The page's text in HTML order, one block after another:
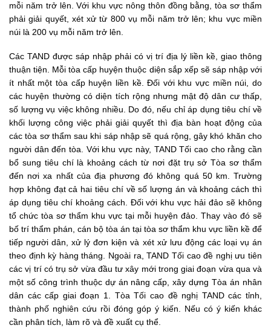
mỗi năm trở lên. Với khu vực nông thôn đồng bằng, tòa sơ thẩm
phải giải quyết, xét xử từ 800 vụ mỗi năm trở lên; khu vực miền
núi là 200 vụ mỗi năm trở lên.
Các TAND được sáp nhập phải có vị trí địa lý liền kề, giao thông
thuận tiện. Mỗi tòa cấp huyện thuộc diện sắp xếp sẽ sáp nhập với
ít nhất một tòa cấp huyện liền kề. Đối với khu vực miền núi, do
các huyện thường có diện tích rộng nhưng mật độ dân cư thấp,
số lượng vụ việc không nhiều. Do đó, nếu chỉ áp dụng tiêu chí về
khối lượng công việc phải giải quyết thì địa bàn hoạt động của
các tòa sơ thẩm sau khi sáp nhập sẽ quá rộng, gây khó khăn cho
người dân đến tòa. Với khu vực này, TAND Tối cao cho rằng cần
bổ sung tiêu chí là khoảng cách từ nơi đặt trụ sở Tòa sơ thẩm
đến nơi xa nhất của địa phương đó không quá 50 km. Trường
hợp không đạt cả hai tiêu chí về số lượng án và khoảng cách thì
áp dụng tiêu chí khoảng cách. Đối với khu vực hải đảo sẽ không
tổ chức tòa sơ thẩm khu vực tại mỗi huyện đảo. Thay vào đó sẽ
bố trí thẩm phán, cán bộ tòa án tại tòa sơ thẩm khu vực liền kề để
tiếp người dân, xử lý đơn kiện và xét xử lưu động các loại vụ án
theo định kỳ hàng tháng. Ngoài ra, TAND Tối cao đề nghị ưu tiên
các vị trí có trụ sở vừa đầu tư xây mới trong giai đoạn vừa qua và
một số công trình thuộc dự án nâng cấp, xây dựng Tòa án nhân
dân các cấp giai đoạn 1. Tòa Tối cao đề nghị TAND các tỉnh,
thành phố nghiên cứu rồi đóng góp ý kiến. Nếu có ý kiến khác
cần phân tích, làm rõ và đề xuất cụ thể.